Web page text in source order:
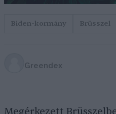
Biden-kormány Brüsszel
Greendex